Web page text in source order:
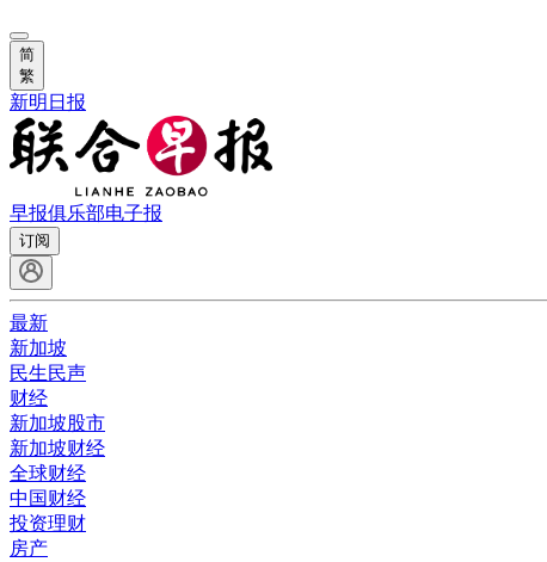
简
繁
新明日报
早报俱乐部电子报
订阅
最新
新加坡
民生民声
财经
新加坡股市
新加坡财经
全球财经
中国财经
投资理财
房产